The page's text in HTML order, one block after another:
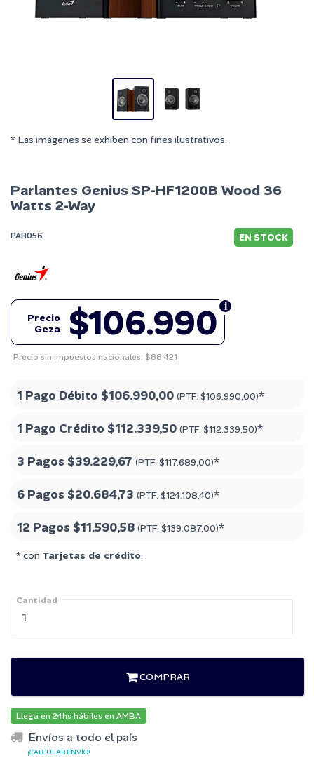
* Las imágenes se exhiben con fines ilustrativos.
Parlantes Genius SP-HF1200B Wood 36
Watts 2-Way
PAR056 EN STOCK
$106.990
Precio
Geza
Precio sin impuestos nacionales: $88.421
1 Pago Débito $106.990,00 (PTF: $106.990,00)*
1 Pago Crédito $112.339,50 (PTF: $112.339,50)*
3 Pagos $39.229,67 (PTF: $117.689,00)*
6 Pagos $20.684,73 (PTF: $124.108,40)*
12 Pagos $11.590,58 (PTF: $139.087,00)*
* con Tarjetas de crédito.
Cantidad
COMPRAR
Llega en 24hs hábiles en AMBA
Envíos a todo el país
¡CALCULAR ENVÍO!